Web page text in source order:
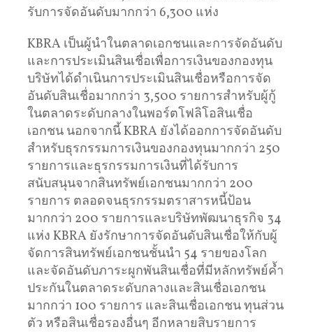
รับการจัดอันดับมากกว่า 6,300 แห่ง
KBRA เป็นผู้นำในตลาดเอกชนและการจัดอันดับ
และการประเมินสินเชื่อเพื่อการเงินของกองทุน
บริษัทได้ดำเนินการประเมินสินเชื่อหรือการจัด
อันดับสินเชื่อมากกว่า 3,500 รายการสำหรับผู้กู้
ในตลาดระดับกลางในพอร์ตโฟลิโอสินเชื่อ
เอกชน นอกจากนี้ KBRA ยังได้ออกการจัดอันดับ
สำหรับธุรกรรมการเงินของกองทุนมากกว่า 250
รายการและธุรกรรมการเงินที่ได้รับการ
สนับสนุนจากสินทรัพย์เอกชนมากกว่า 200
รายการ ตลอดจนธุรกรรมตราสารหนี้ป้อน
มากกว่า 200 รายการและบริษัทพัฒนาธุรกิจ 34
แห่ง KBRA ยังรักษาการจัดอันดับสินเชื่อให้กับผู้
จัดการสินทรัพย์เอกชนชั้นนำ 54 รายของโลก
และจัดอันดับภาระผูกพันสินเชื่อที่มีหลักทรัพย์ค้ำ
ประกันในตลาดระดับกลางและสินเชื่อเอกชน
มากกว่า 100 รายการ และสินเชื่อเอกชน ทุนส่วน
ตัว หรือสินเชื่อรองอื่นๆ อีกหลายสิบรายการ